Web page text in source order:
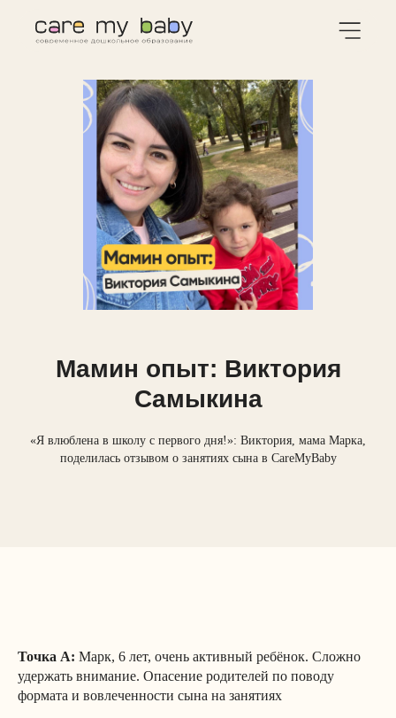
Мамин опыт: Виктория
Самыкина
«Я влюблена в школу с первого дня!»: Виктория, мама Марка,
поделилась отзывом о занятиях сына в CareMyBaby
Точка А: Марк, 6 лет, очень активный ребёнок. Сложно
удержать внимание. Опасение родителей по поводу
формата и вовлеченности сына на занятиях